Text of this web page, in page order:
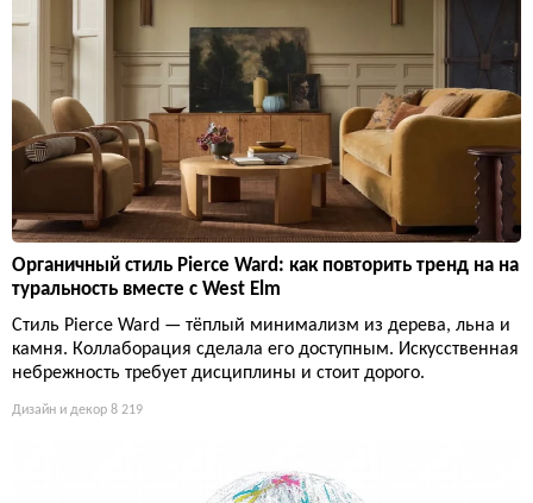
Органичный стиль Pierce Ward: как повторить тренд на на
туральность вместе с West Elm
Стиль Pierce Ward — тёплый минимализм из дерева, льна и
камня. Коллаборация сделала его доступным. Искусственная
небрежность требует дисциплины и стоит дорого.
Дизайн и декор 8 219